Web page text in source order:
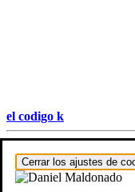
el codigo k
Cerrar los ajustes de